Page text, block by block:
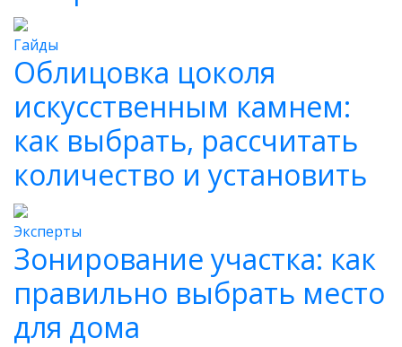
Гайды
Облицовка цоколя
искусственным камнем:
как выбрать, рассчитать
количество и установить
Эксперты
Зонирование участка: как
правильно выбрать место
для дома